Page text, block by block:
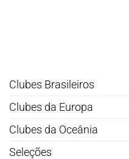
Clubes Brasileiros
Clubes da Europa
Clubes da Oceânia
Seleções